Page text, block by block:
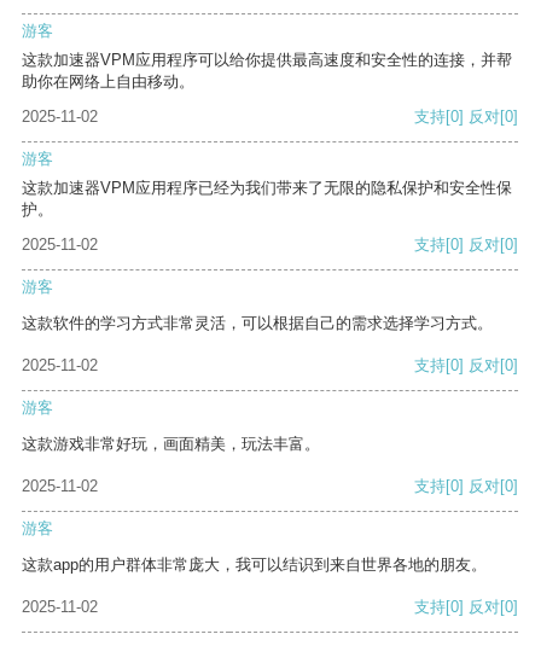
游客
这款加速器VPM应用程序可以给你提供最高速度和安全性的连接，并帮
助你在网络上自由移动。
2025-11-02
支持[0] 反对[0]
游客
这款加速器VPM应用程序已经为我们带来了无限的隐私保护和安全性保
护。
2025-11-02
支持[0] 反对[0]
游客
这款软件的学习方式非常灵活，可以根据自己的需求选择学习方式。
2025-11-02 支持[0] 反对[0]
游客
这款游戏非常好玩，画面精美，玩法丰富。
2025-11-02 支持[0] 反对[0]
游客
这款app的用户群体非常庞大，我可以结识到来自世界各地的朋友。
2025-11-02 支持[0] 反对[0]